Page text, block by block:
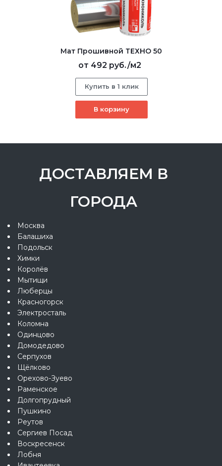
Мат Прошивной ТЕХНО 50
от 492 руб./м2
Купить в 1 клик
В корзину
ДОСТАВЛЯЕМ В
ГОРОДА
Москва
Балашиха
Подольск
Химки
Королёв
Мытищи
Люберцы
Красногорск
Электросталь
Коломна
Одинцово
Домодедово
Серпухов
Щёлково
Орехово-Зуево
Раменское
Долгопрудный
Пушкино
Реутов
Сергиев Посад
Воскресенск
Лобня